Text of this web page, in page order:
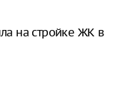
на стройке ЖК в